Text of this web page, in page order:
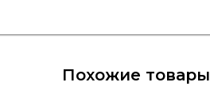
Похожие товары